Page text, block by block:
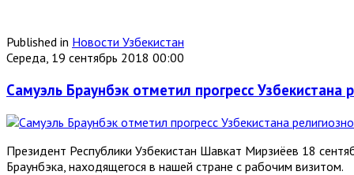
Published in Новости Узбекистан
Середа, 19 сентябрь 2018 00:00
Самуэль Браунбэк отметил прогресс
Президент Республики Узбекистан Шавкат Мирзиёев 18
Браунбэка, находящегося в нашей стране с рабочим визитом.